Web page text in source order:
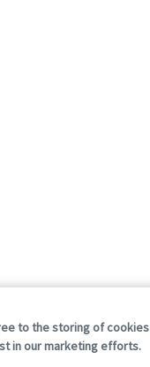
to the storing of
in our marketing efforts.